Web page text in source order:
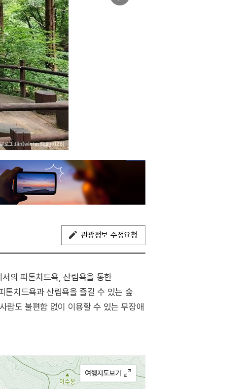
관광정보 수정요청
의 피톤치드욕, 산림욕을 통한
톤치드욕과 산림욕을 즐길 수 있는 숲
람도 불편함 없이 이용할 수 있는 무장애